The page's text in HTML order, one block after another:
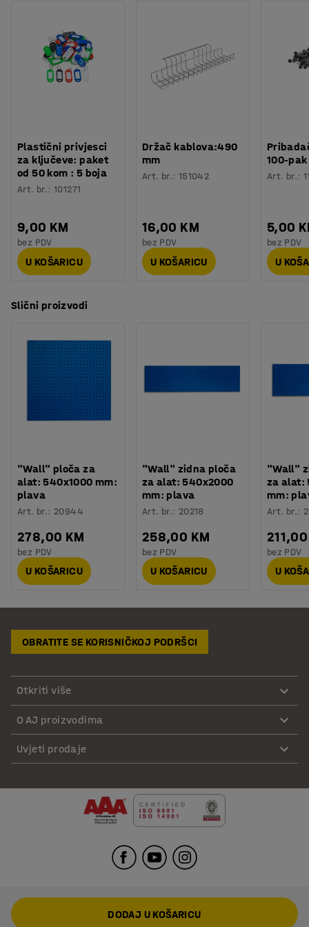
Plastični privjesci
za ključeve: paket
od 50 kom : 5 boja
Art. br.:101271
9,00 KM
bez PDV
U KOŠARICU
Držač kablova:490
mm
Art. br.: 151042
16,00 KM
bez PDV
U KOŠARICU
100-pak
Art. br.:
5,00
bez PDV
U
Slični proizvodi
"Wall" ploča za
alat: 540x1000 mm:
plava
Art. br.: 20944
278,00 KM
bez PDV
U KOŠARICU
"Wall" zidna ploča
za alat: 540x2000
mm: plava
Art. br.: 20218
258,00 KM
bez PDV
U KOŠARICU
"Wall"
za alat:
mm:
Art. br.:
bez PDV
U
OBRATITE SE KORISNIČKOJ PODRŠCI
Otkriti više
O AJ proizvodima
Uvjeti prodaje
DODAJ U KOŠARICU